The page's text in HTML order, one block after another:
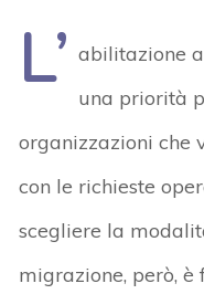
L’ abilitazione
una priorità
organizzazioni che
con le richieste
scegliere la
migrazione, però,